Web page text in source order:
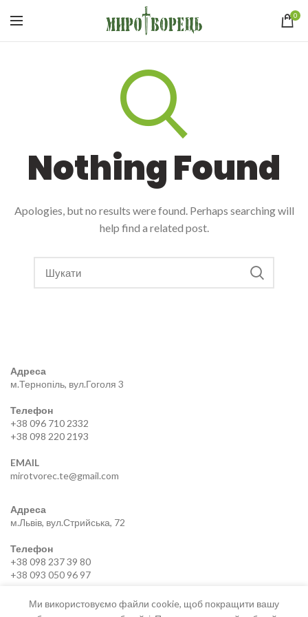
0
Nothing Found
Apologies, but no results were found. Perhaps searching will
help find a related post.
Адреса
м.Тернопіль, вул.Гоголя 3
Телефон
+38 096 710 2332
+38 098 220 2193
EMAIL
mirotvorec.te@gmail.com
Адреса
м.Львів, вул.Стрийська, 72
Телефон
+38 098 237 39 80
+38 093 050 96 97
EMAIL
mirotvorec.lviv@gmail.com
Ми використовуємо файли cookie, щоб покращити вашу